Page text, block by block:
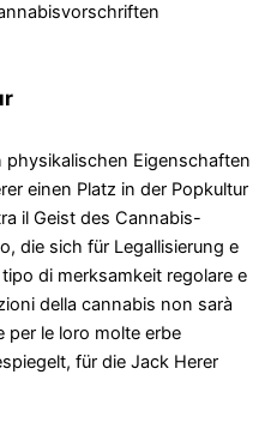
Eigenschaften
einen Platz in der Popkultur
il Geist des Cannabis-
die sich für Legallisierung e
di merksamkeit regolare e
della cannabis non sarà
per le loro molte erbe
für die Jack Herer